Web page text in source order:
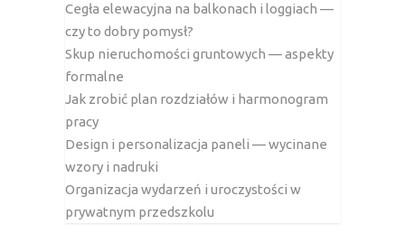
Cegła elewacyjna na balkonach i loggiach —
czy to dobry pomysł?
Skup nieruchomości gruntowych — aspekty
formalne
Jak zrobić plan rozdziałów i harmonogram
pracy
Design i personalizacja paneli — wycinane
wzory i nadruki
Organizacja wydarzeń i uroczystości w
prywatnym przedszkolu